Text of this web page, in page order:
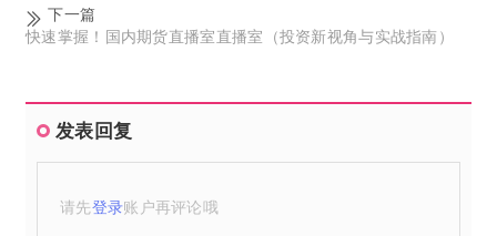
下一篇
快速掌握！国内期货直播室直播室（投资新视角与实战指南）
发表回复
请先登录账户再评论哦